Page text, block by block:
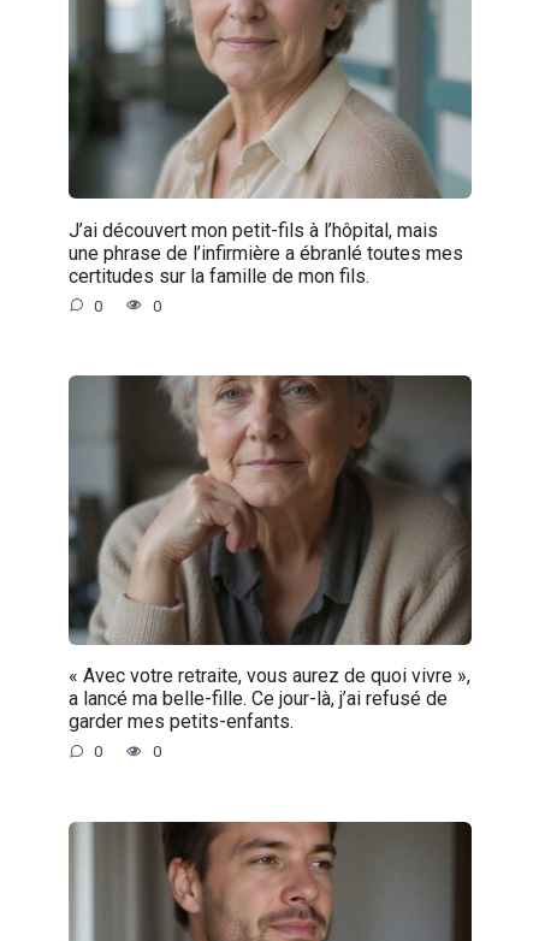
J’ai découvert mon petit-fils à l’hôpital, mais
une phrase de l’infirmière a ébranlé toutes mes
certitudes sur la famille de mon fils.
0 0
« Avec votre retraite, vous aurez de quoi vivre »,
a lancé ma belle-fille. Ce jour-là, j’ai refusé de
garder mes petits-enfants.
0 0